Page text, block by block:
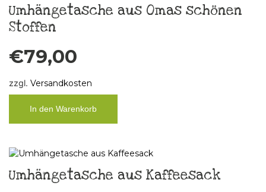
Umhängetasche aus Omas schönen
Stoffen
€79,00
zzgl. Versandkosten
In den Warenkorb
Umhängetasche aus Kaffeesack